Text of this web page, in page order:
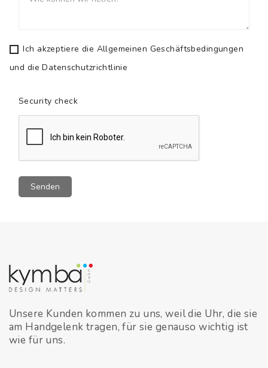
Ich akzeptiere die Allgemeinen Geschäftsbedingungen
und die Datenschutzrichtlinie
Security check
Unsere Kunden kommen zu uns, weil die Uhr, die sie
am Handgelenk tragen, für sie genauso wichtig ist
wie für uns.